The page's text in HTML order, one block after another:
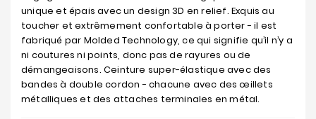
unique et épais avec un design 3D en relief. Exquis au
toucher et extrêmement confortable à porter - il est
fabriqué par Molded Technology, ce qui signifie qu’il n’y a
ni coutures ni points, donc pas de rayures ou de
démangeaisons. Ceinture super-élastique avec des
bandes à double cordon - chacune avec des œillets
métalliques et des attaches terminales en métal.